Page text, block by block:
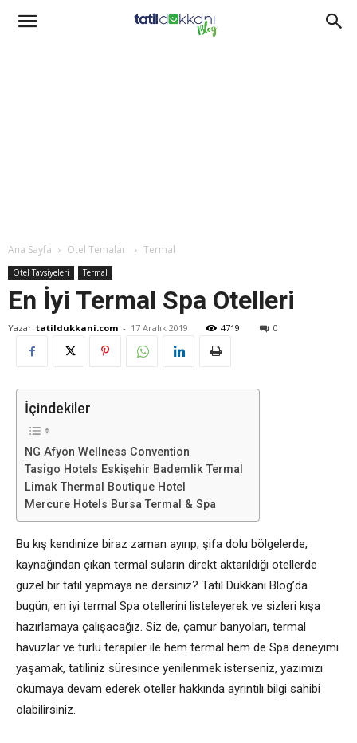
Ana Sayfa Otel Temaları Termal
Otel Tavsiyeleri Termal
En İyi Termal Spa Otelleri
Yazar tatildukkani.com - 17 Aralık 2019 4719 0
İçindekiler
NG Afyon Wellness Convention
Tasigo Hotels Eskişehir Bademlik Termal
Limak Thermal Boutique Hotel
Mercure Hotels Bursa Termal & Spa
Bu kış kendinize biraz zaman ayırıp, şifa dolu bölgelerde,
kaynağından çıkan termal suların direkt aktarıldığı otellerde
güzel bir tatil yapmaya ne dersiniz? Tatil Dükkanı Blog’da
bugün, en iyi termal Spa otellerini listeleyerek ve sizleri kışa
hazırlamaya çalışacağız. Siz de, çamur banyoları, termal
havuzlar ve türlü terapiler ile hem termal hem de Spa deneyimi
yaşamak, tatiliniz süresince yenilenmek isterseniz, yazımızı
okumaya devam ederek oteller hakkında ayrıntılı bilgi sahibi
olabilirsiniz.